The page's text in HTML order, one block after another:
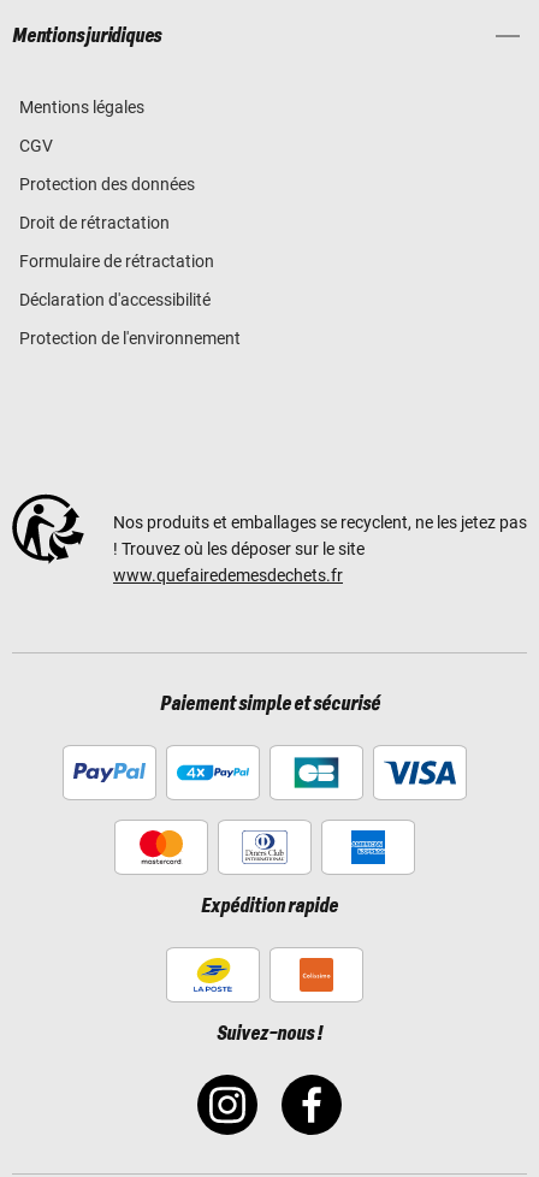
Mentions juridiques
Mentions légales
CGV
Protection des données
Droit de rétractation
Formulaire de rétractation
Déclaration d'accessibilité
Protection de l'environnement
Nos produits et emballages se recyclent, ne les jetez pas
! Trouvez où les déposer sur le site
www.quefairedemesdechets.fr
Paiement simple et sécurisé
Expédition rapide
Suivez-nous !